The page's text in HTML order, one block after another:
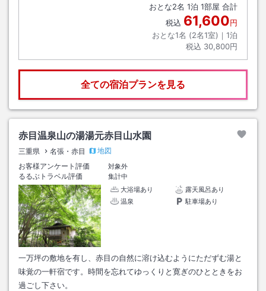
おとな2名 1泊 1部屋 合計
税込 61,600円
おとな1名 (2名1室)｜ 1泊
税込 30,800円
全ての宿泊プランを見る
赤目温泉山の湯湯元赤目山水園
三重県 名張・赤目
地図
お客様アンケート評価
対象外
るるぶトラベル評価
集計中
大浴場あり
露天風呂あり
温泉
駐車場あり
一万坪の敷地を有し、赤目の自然に溶け込むようにただずむ湯と
味覚の一軒宿です。時間を忘れてゆっくりと寛ぎのひとときをお
過ごし下さい。